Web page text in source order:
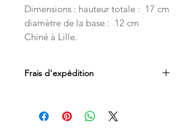
Dimensions : hauteur totale : 17 cm
diamètre de la base : 12 cm
Chiné à Lille.
Frais d'expédition
le prix. Livraison par Mondial Relay en
Belgique, France et au Luxembourg.